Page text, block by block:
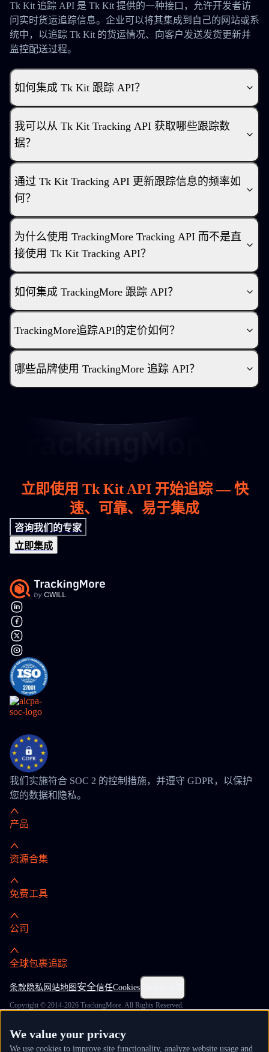
Tk Kit 追踪 API 是 Tk Kit 提供的一种接口，允许开发者访
问实时货运追踪信息。企业可以将其集成到自己的网站或系
统中，以追踪 Tk Kit 的货运情况、向客户发送发货更新并
监控配送过程。
如何集成 Tk Kit 跟踪 API？
我可以从 Tk Kit Tracking API 获取哪些跟踪数
据？
通过 Tk Kit Tracking API 更新跟踪信息的频率如
何？
为什么使用 TrackingMore Tracking API 而不是直
接使用 Tk Kit Tracking API？
如何集成 TrackingMore 跟踪 API？
TrackingMore追踪API的定价如何？
哪些品牌使用 TrackingMore 追踪 API？
立即使用 Tk Kit API 开始追踪 — 快
速、可靠、易于集成
咨询我们的专家
立即集成
我们实施符合 SOC 2 的控制措施，并遵守 GDPR，以保护
您的数据和隐私。
产品
资源合集
免费工具
公司
全球包裹追踪
条款隐私 网站地图 安全信任Cookies
Copyright © 2014-2026 TrackingMore. All Rights Reserved.
We value your privacy
We use cookies to improve site functionality, analyze website usage and